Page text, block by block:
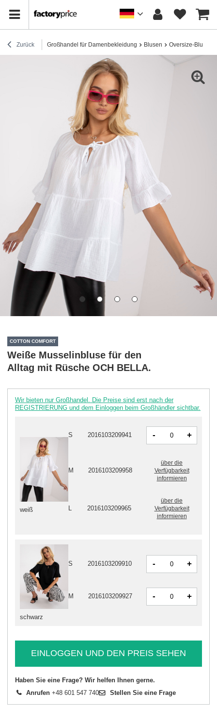
Zurück Großhandel für Damenbekleidung Blusen Oversize-Blusen
COTTON COMFORT
Weiße Musselinbluse für den
Alltag mit Rüsche OCH BELLA.
Wir bieten nur Großhandel. Die Preise sind erst nach der
REGISTRIERUNG und dem Einloggen beim Großhändler sichtbar.
schwarz
S 2016103209910 - +
M 2016103209927 - +
weiß
S 2016103209941 - +
M 2016103209958
über die
Verfügbarkeit
informieren
2016103209965
über die
Verfügbarkeit
informieren
EINLOGGEN UND DEN PREIS SEHEN
Haben Sie eine Frage? Wir helfen Ihnen gerne.
Anrufen +48 601 547 740 Stellen Sie eine Frage